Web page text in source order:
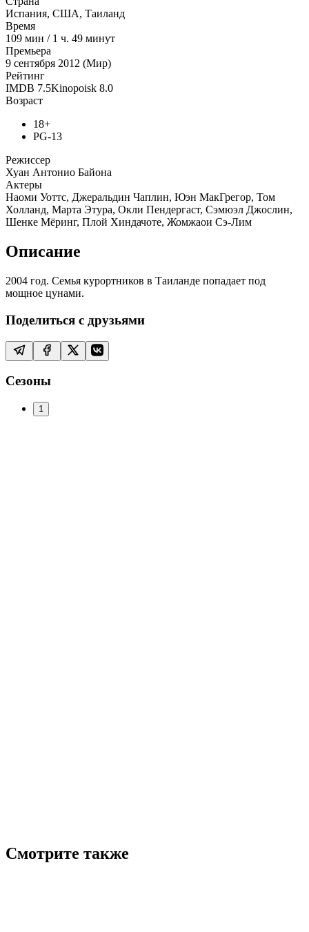
Испания, США, Таиланд
Время
109 мин / 1 ч. 49 минут
Премьера
9 сентября 2012 (Мир)
Рейтинг
IMDB 7.5Kinopoisk 8.0
Возраст
18+
PG-13
Режиссер
Хуан Антонио Байона
Актеры
Наоми Уоттс, Джеральдин Чаплин, Юэн МакГрегор, Том
Холланд, Марта Этура, Окли Пендергаст, Сэмюэл Джослин,
Шенке Мёринг, Плой Хиндачоте, Жомжаои Сэ-Лим
Описание
2004 год. Семья курортников в Таиланде попадает под
мощное цунами.
Поделиться с друзьями
Сезоны
1
Смотрите также